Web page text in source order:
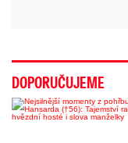
DOPORUČUJEME